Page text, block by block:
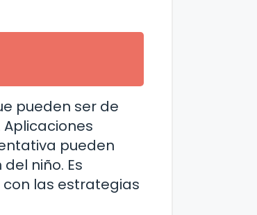
pueden ser de
pueden
niño. Es
las estrategias